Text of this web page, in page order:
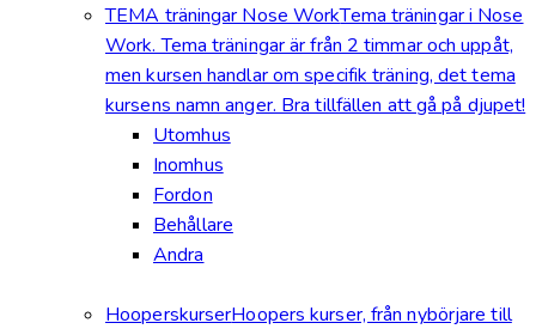
TEMA träningar Nose WorkTema träningar i Nose
Work. Tema träningar är från 2 timmar och uppåt,
men kursen handlar om specifik träning, det tema
kursens namn anger. Bra tillfällen att gå på djupet!
Utomhus
Inomhus
Fordon
Behållare
Andra
HooperskurserHoopers kurser, från nybörjare till